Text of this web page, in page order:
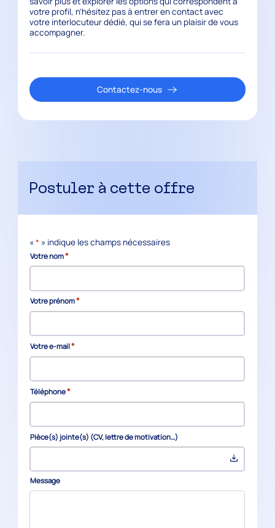
votre profil, n’hésitez pas à entrer en contact avec
votre interlocuteur dédié, qui se fera un plaisir de vous
accompagner.
Contactez-nous
Postuler à cette offre
«* » indique les champs nécessaires
Votre nom*
Votre prénom*
Votre e-mail*
Téléphone*
Pièce(s) jointe(s) (CV, lettre de motivation…)
Message